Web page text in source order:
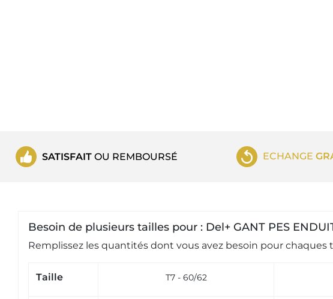
SATISFAITOU REMBOURSÉ ECHANGE
Besoin de plusieurs tailles pour : Del+ GANT PES
Remplissez les quantités dont vous avez besoin pour chaques
Taille T7 - 60/62